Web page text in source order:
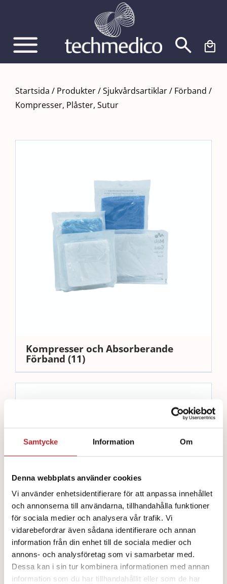
Samtycke Information Om
Denna webbplats använder cookies
Vi använder enhetsidentifierare för att anpassa innehållet
och annonserna till användarna, tillhandahålla funktioner
för sociala medier och analysera vår trafik. Vi
vidarebefordrar även sådana identifierare och annan
information från din enhet till de sociala medier och
annons- och analysföretag som vi samarbetar med.
Dessa kan i sin tur kombinera informationen med annan
information som du har tillhandahållit eller som de har
innehållet
Startsida / Produkter/Sjukvårdsartiklar/ Förband /
Kompresser, Plåster, Sutur
Kompresser och Absorberande
Förband (11)